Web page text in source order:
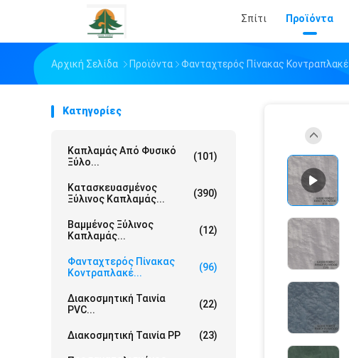
Σπίτι Προϊόντα
Αρχική Σελίδα Προϊόντα Φανταχτερός Πίνακας Κοντραπλακέ
Κατηγορίες
Καπλαμάς Από Φυσικό
Ξύλο...
(101)
Κατασκευασμένος
Ξύλινος Καπλαμάς...
(390)
Βαμμένος Ξύλινος
Καπλαμάς...
(12)
Φανταχτερός Πίνακας
Κοντραπλακέ...
(96)
Διακοσμητική Ταινία
PVC...
(22)
Διακοσμητική Ταινία PP (23)